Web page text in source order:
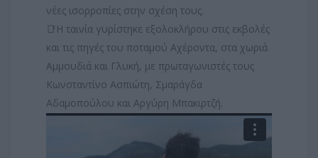
νέες ισορροπίες στην σχέση τους.
📑Η ταινία γυρίστηκε εξολοκλήρου στις εκβολές
και τις πηγές του ποταμού Αχέροντα, στα χωριά
Αμμουδιά και Γλυκή, με πρωταγωνιστές τους
Κωνσταντίνο Ασπιώτη, Σμαράγδα
Αδαμοπούλου και Αργύρη Μπακιρτζή.